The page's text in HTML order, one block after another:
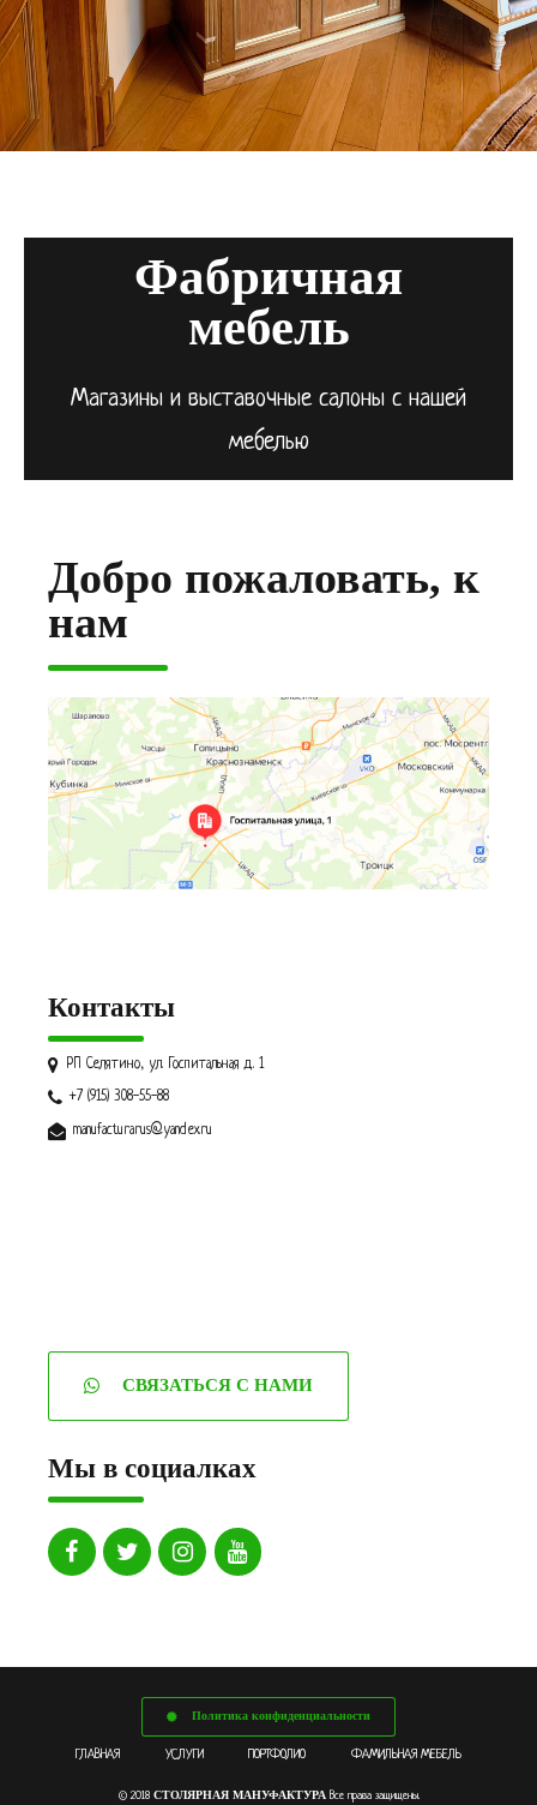
Фабричная
мебель
Магазины и выставочные салоны с нашей
мебелью
Добро пожаловать, к
нам
Контакты
РП Селятино, ул. Госпитальная д. 1
+7 (915) 308-55-88
manufacturarus@yandex.ru
СВЯЗАТЬСЯ С НАМИ
Мы в социалках
Политика конфиденциальности
ГЛАВНАЯ УСЛУГИ ПОРТФОЛИО ФАМИЛЬНАЯ МЕБЕЛЬ
© 2018 СТОЛЯРНАЯ МАНУФАКТУРАВсе права защищены.